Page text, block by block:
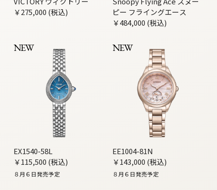
￥275,000 (税込)
ピー フライングエース
￥484,000 (税込)
NEW
EX1540-58L
￥115,500 (税込)
８月６日発売予定
NEW
EE1004-81N
￥143,000 (税込)
８月６日発売予定